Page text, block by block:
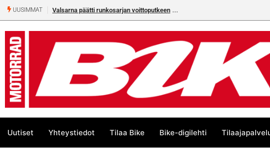
UUSIMMAT Valsarna päätti runkosarjan voittoputkeen
numeroa!
Uutiset Yhteystiedot Tilaa Bike Bike-digilehti